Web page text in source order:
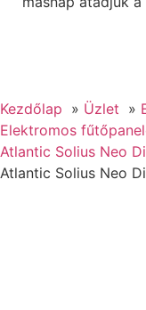
Kezdőlap Üzlet
Elektromos
Atlantic Solius Neo
Atlantic Solius Neo